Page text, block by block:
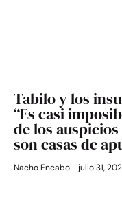
Tabilo y los
“Es casi
de los
son casas de
Nacho Encabo julio 31,